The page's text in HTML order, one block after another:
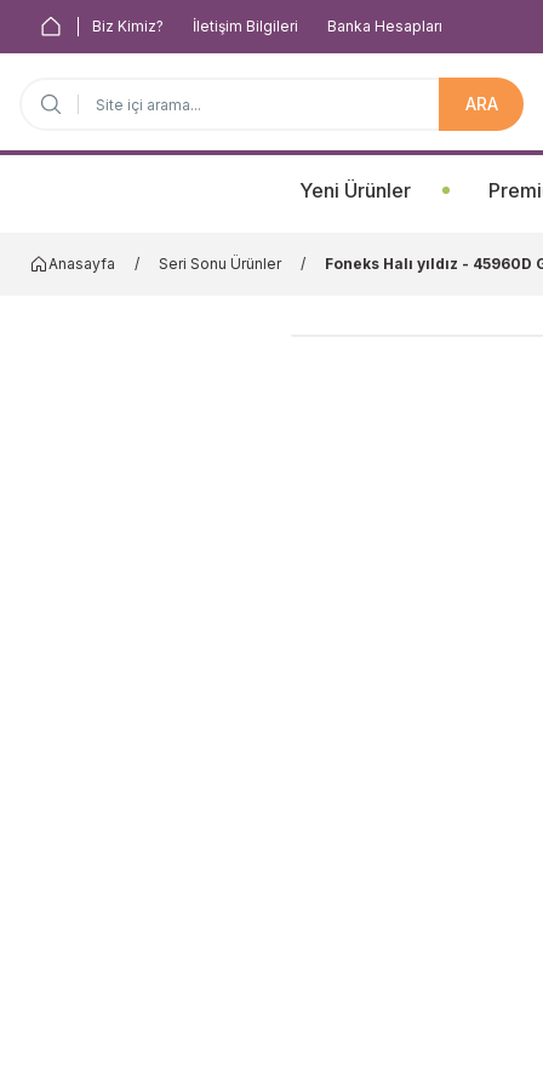
Biz Kimiz? İletişim Bilgileri Banka Hesapları
ARA
Yeni Ürünler
Anasayfa Seri Sonu Ürünler Foneks Halı yıldız - 45960D